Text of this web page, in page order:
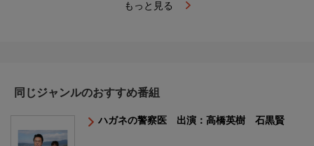
もっと見る
同じジャンルのおすすめ番組
ハガネの警察医 出演：高橋英樹 石黒賢